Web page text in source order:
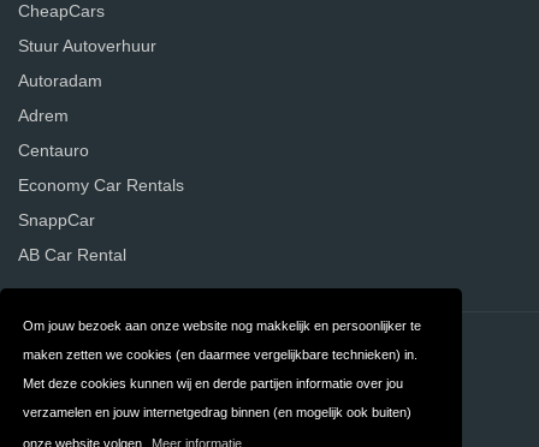
Om jouw bezoek aan onze website nog makkelijk en persoonlijker te
maken zetten we cookies (en daarmee vergelijkbare technieken) in.
Met deze cookies kunnen wij en derde partijen informatie over jou
verzamelen en jouw internetgedrag binnen (en mogelijk ook buiten)
onze website volgen. Meer informatie
CheapCars
Stuur Autoverhuur
Autoradam
Adrem
Centauro
Economy Car Rentals
SnappCar
AB Car Rental
Contact Privacy
Algemene FAQ